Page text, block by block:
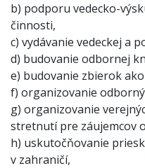
b) podporu vedecko-
činnosti,
c) vydávanie vedeckej a
d) budovanie odbornej
e) budovanie zbierok
f) organizovanie
g) organizovanie
stretnutí pre záujemcov
h) uskutočňovanie
v zahraničí,